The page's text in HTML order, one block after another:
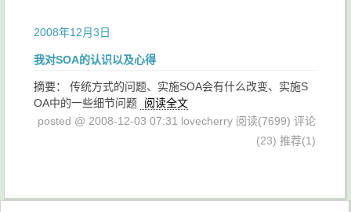
2008年12月3日
我对SOA的认识以及心得
摘要： 传统方式的问题、实施SOA会有什么改变、实施S
OA中的一些细节问题
阅读全文
posted @ 2008-12-03 07:31 lovecherry 阅读(7699) 评论
(23) 推荐(1)